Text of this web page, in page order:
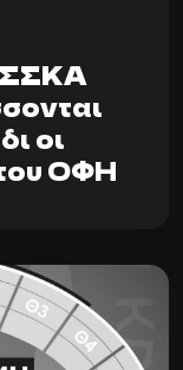
οι
ΟΦΗ